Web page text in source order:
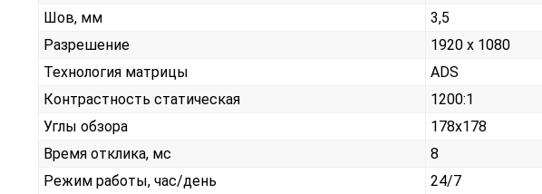
Шов, мм
3,5
Разрешение
1920 x 1080
Технология матрицы
ADS
Контрастность статическая
1200:1
Углы обзора
178x178
Время отклика, мс
8
Режим работы, час/день
24/7